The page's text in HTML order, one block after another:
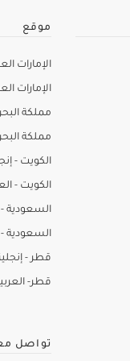
موقع
الإمارات
الإمارات
مملكة
مملكة
الكويت -
الكويت -
السعودية -
السعودية -
قطر -
قطر-
تواصل